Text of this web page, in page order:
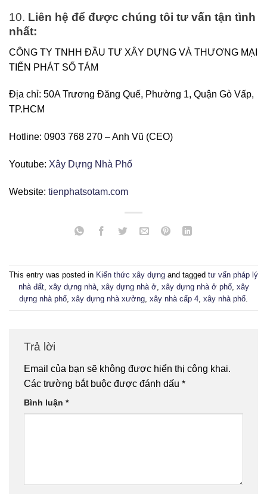
10. Liên hệ để được chúng tôi tư vấn tận tình
nhất:
CÔNG TY TNHH ĐẦU TƯ XÂY DỰNG VÀ THƯƠNG MẠI
TIẾN PHÁT SỐ TÁM
Địa chỉ: 50A Trương Đăng Quế, Phường 1, Quận Gò Vấp,
TP.HCM
Hotline: 0903 768 270 – Anh Vũ (CEO)
Youtube: Xây Dựng Nhà Phố
Website: tienphatsotam.com
This entry was posted in Kiến thức xây dựng and tagged tư vấn pháp lý
nhà đất, xây dựng nhà, xây dựng nhà ở, xây dựng nhà ở phố, xây
dựng nhà phố, xây dựng nhà xưởng, xây nhà cấp 4, xây nhà phố.
Trả lời
Email của bạn sẽ không được hiển thị công khai.
Các trường bắt buộc được đánh dấu *
Bình luận *